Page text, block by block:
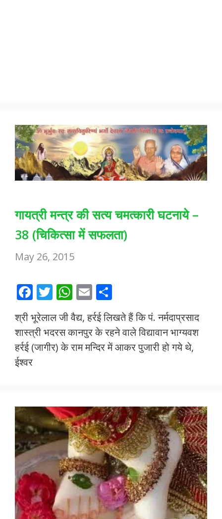
गायत्री मन्त्र की सत्य चमत्कारी घटनाये –
38 (चिकित्सा में सफलता)
May 26, 2015
F
ac
e
b
o
T
w
itt
er
W
h
at
s
A
E
m
ai
l
ar
e
श्री भूरेलाल जी वैद्य, हर्रई लिखते हैं कि पं. नर्मदाप्रसाद
शास्त्री भदरस कानपुर के रहने वाले विद्यावान भाग्यवश
हर्रई (जागीर) के राम मन्दिर में आकर पुजारी हो गये थे,
ईश्वर